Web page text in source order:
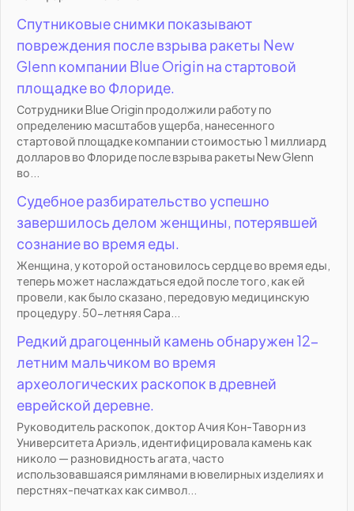
Спутниковые снимки показывают
повреждения после взрыва ракеты New
Glenn компании Blue Origin на стартовой
площадке во Флориде.
Сотрудники Blue Origin продолжили работу по
определению масштабов ущерба, нанесенного
стартовой площадке компании стоимостью 1 миллиард
долларов во Флориде после взрыва ракеты New Glenn
во...
Судебное разбирательство успешно
завершилось делом женщины, потерявшей
сознание во время еды.
Женщина, у которой остановилось сердце во время еды,
теперь может наслаждаться едой после того, как ей
провели, как было сказано, передовую медицинскую
процедуру. 50-летняя Сара...
Редкий драгоценный камень обнаружен 12-
летним мальчиком во время
археологических раскопок в древней
еврейской деревне.
Руководитель раскопок, доктор Ачия Кон-Таворн из
Университета Ариэль, идентифицировала камень как
николо — разновидность агата, часто
использовавшаяся римлянами в ювелирных изделиях и
перстнях-печатках как символ...